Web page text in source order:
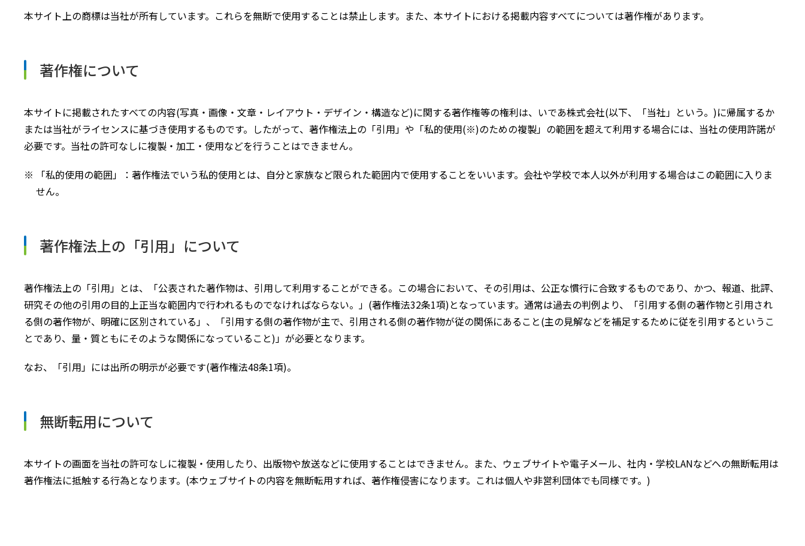
本サイト上の商標は当社が所有しています。これらを無断で使用することは禁止します。また、本サイトにおける掲載内容すべてについては著作権があります。
著作権について
本サイトに掲載されたすべての内容(写真・画像・文章・レイアウト・デザイン・構造など)に関する著作権等の権利は、いであ株式会社(以下、「当社」という。)に帰属するか
または当社がライセンスに基づき使用するものです。したがって、著作権法上の「引用」や「私的使用(※)のための複製」の範囲を超えて利用する場合には、当社の使用許諾が
必要です。当社の許可なしに複製・加工・使用などを行うことはできません。
「私的使用の範囲」：著作権法でいう私的使用とは、自分と家族など限られた範囲内で使用することをいいます。会社や学校で本人以外が利用する場合はこの範囲に入りま
せん。
著作権法上の「引用」について
著作権法上の「引用」とは、「公表された著作物は、引用して利用することができる。この場合において、その引用は、公正な慣行に合致するものであり、かつ、報道、批評、
研究その他の引用の目的上正当な範囲内で行われるものでなければならない。」(著作権法32条1項)となっています。通常は過去の判例より、「引用する側の著作物と引用され
る側の著作物が、明確に区別されている」、「引用する側の著作物が主で、引用される側の著作物が従の関係にあること(主の見解などを補足するために従を引用するというこ
とであり、量・質ともにそのような関係になっていること)」が必要となります。
なお、「引用」には出所の明示が必要です(著作権法48条1項)。
無断転用について
本サイトの画面を当社の許可なしに複製・使用したり、出版物や放送などに使用することはできません。また、ウェブサイトや電子メール、社内・学校LANなどへの無断転用は
著作権法に抵触する行為となります。(本ウェブサイトの内容を無断転用すれば、著作権侵害になります。これは個人や非営利団体でも同様です。)